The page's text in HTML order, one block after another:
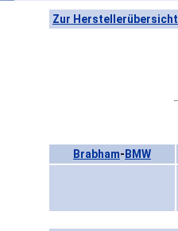
Zur Herstellerübersicht
Brabham- BMW